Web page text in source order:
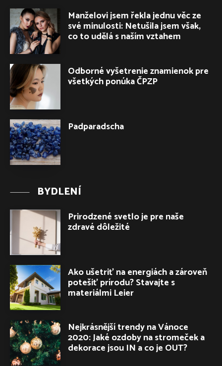
Manželovi jsem řekla jednu věc ze
své minulosti: Netušila jsem však,
co to udělá s naším vztahem
Odborné vyšetrenie znamienok pre
všetkých ponúka ČPZP
Padparadscha
BYDLENÍ
Prirodzené svetlo je pre naše
zdravé dôležité
Ako ušetriť na energiách a zároveň
potešiť prírodu? Stavajte s
materiálmi Leier
Nejkrásnější trendy na Vánoce
2020: Jaké ozdoby na stromeček a
dekorace jsou IN a co je OUT?